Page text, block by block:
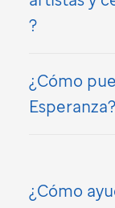
?
¿Cómo
Esperanza?
¿Cómo